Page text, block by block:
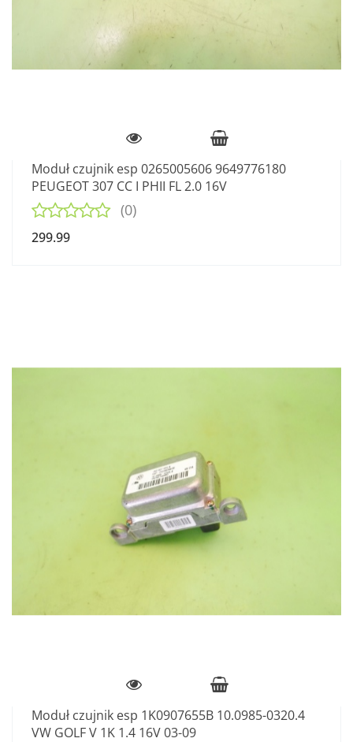
Moduł czujnik esp 0265005606 9649776180
PEUGEOT 307 CC I PHII FL 2.0 16V
(0)
299.99
Moduł czujnik esp 1K0907655B 10.0985-0320.4
VW GOLF V 1K 1.4 16V 03-09